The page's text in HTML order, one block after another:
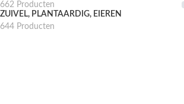
662 Producten
ZUIVEL, PLANTAARDIG, EIEREN
644 Producten